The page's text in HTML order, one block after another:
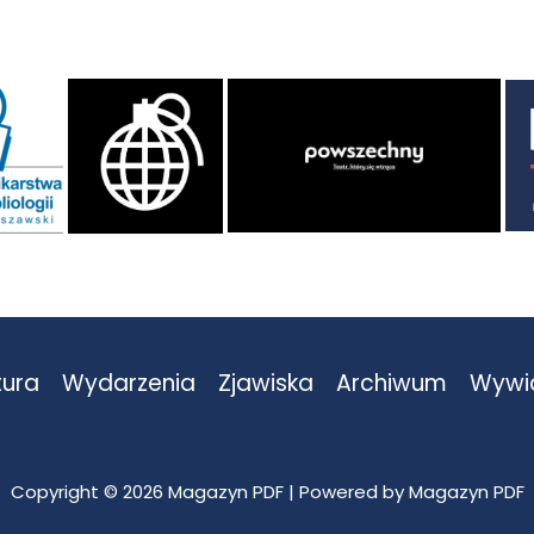
Wydarzenia Zjawiska Archiwum
Copyright © 2026 Magazyn PDF | Powered by Magazyn PDF